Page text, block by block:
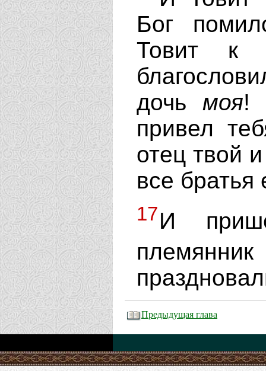
Бог
Товит к
дочь моя!
привел
отец твой
все братья
17И
Предыдущая глава